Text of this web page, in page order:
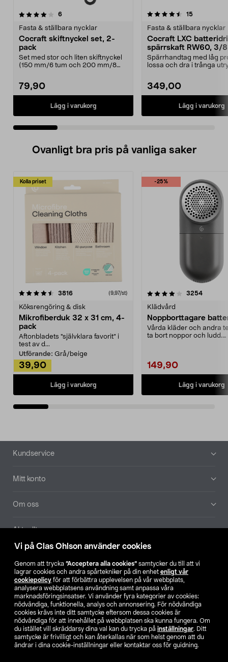
Vi på Clas Ohlson använder cookies
Genom att trycka ”Acceptera alla cookies” samtycker du till att vi
lagrar cookies och andra spårtekniker på din enhet enligt vår
cookiepolicy för att förbättra upplevelsen på vår webbplats,
analysera webbplatsens användning samt anpassa våra
marknadsföringsinsatser. Vi använder fyra kategorier av cookies:
nödvändiga, funktionella, analys och annonsering. För nödvändiga
cookies krävs inte ditt samtycke eftersom dessa cookies är
nödvändiga för att innehållet på webbplatsen ska kunna fungera. Om
du istället vill skräddarsy dina val kan du trycka på inställningar. Ditt
samtycke är frivilligt och kan återkallas när som helst genom att du
ändrar i dina cookie-inställningar eller kontaktar oss för guidning.
6recensioner
Fasta & ställbara nycklar
Cocraft skiftnyckel set, 2-
pack
Set med stor och liten skiftnyckel
(150 mm/6 tum och 200 mm/8
79,90
Lägg i varukorg
4.5 av 5 stjärnor 15recensioner
Fasta & ställbara nycklar
Cocraft LXC
spärrskaft RW60, 3/
tum, 18 V
Spärrhandtag med låg
lossa och dra i trånga
349,00
Lägg i varukorg
4.5 av 5 stjärnor
Ovanligt bra pris på vanliga saker
Kolla priset
3816recensioner (9,97/st)
Köksrengöring & disk
Mikrofiberduk 32 x 31 cm, 4-
pack
Aftonbladets "självklara favorit” i
test av d...
Utförande: Grå/beige
39,90
Lägg i varukorg
-25%
4.0av 5 stjärnor 3254
Klädvård
Noppborttagare
Vårda kläder och andra
ta bort noppor och ludd.
149,90
Lägg i varukorg
4.5av 5 stjärnor
Sidfot
Kundservice
Mitt konto
Om oss
Aktuellt
Hitta butik
SE NO FI